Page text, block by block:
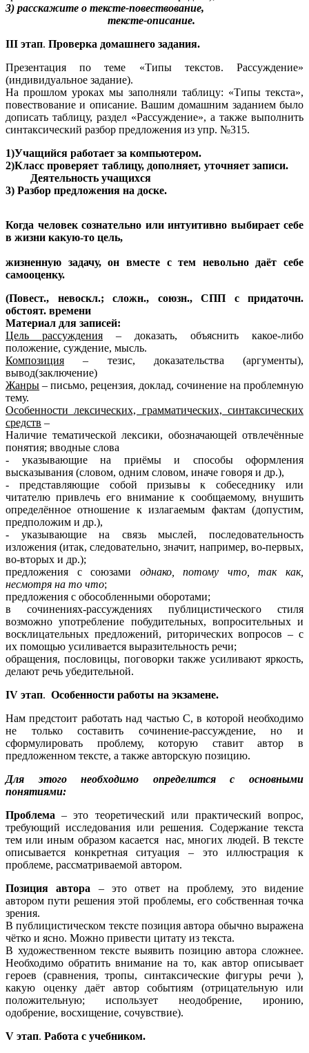
3) расскажите о тексте-повествование,
тексте-описание.
III этап. Проверка домашнего задания.
Презентация по теме «Типы текстов. Рассуждение»
(индивидуальное задание).
На прошлом уроках мы заполняли таблицу: «Типы текста»,
повествование и описание. Вашим домашним заданием было
дописать таблицу, раздел «Рассуждение», а также выполнить
синтаксический разбор предложения из упр. №315.
1)Учащийся работает за компьютером.
2)Класс проверяет таблицу, дополняет, уточняет записи.
Деятельность учащихся
3) Разбор предложения на доске.
Когда человек сознательно или интуитивно выбирает себе
в жизни какую-то цель,
жизненную задачу, он вместе с тем невольно даёт себе
самооценку.
(Повест., невоскл.; сложн., союзн., СПП с придаточн.
обстоят. времени
Материал для записей:
Цель рассуждения – доказать, объяснить какое-либо
положение, суждение, мысль.
Композиция – тезис, доказательства (аргументы),
вывод(заключение)
Жанры – письмо, рецензия, доклад, сочинение на проблемную
тему.
Особенности лексических, грамматических, синтаксических
средств –
Наличие тематической лексики, обозначающей отвлечённые
понятия; вводные слова
- указывающие на приёмы и способы оформления
высказывания (словом, одним словом, иначе говоря и др.),
- представляющие собой призывы к собеседнику или
читателю привлечь его внимание к сообщаемому, внушить
определённое отношение к излагаемым фактам (допустим,
предположим и др.),
- указывающие на связь мыслей, последовательность
изложения (итак, следовательно, значит, например, во-первых,
во-вторых и др.);
предложения с союзами однако, потому что, так как,
несмотря на то что;
предложения с обособленными оборотами;
в сочинениях-рассуждениях публицистического стиля
возможно употребление побудительных, вопросительных и
восклицательных предложений, риторических вопросов – с
их помощью усиливается выразительность речи;
обращения, пословицы, поговорки также усиливают яркость,
делают речь убедительной.
IV этап. Особенности работы на экзамене.
Нам предстоит работать над частью С, в которой необходимо
не только составить сочинение-рассуждение, но и
сформулировать проблему, которую ставит автор в
предложенном тексте, а также авторскую позицию.
Для этого необходимо определится с основными
понятиями:
Проблема – это теоретический или практический вопрос,
требующий исследования или решения. Содержание текста
тем или иным образом касается нас, многих людей. В тексте
описывается конкретная ситуация – это иллюстрация к
проблеме, рассматриваемой автором.
Позиция автора – это ответ на проблему, это видение
автором пути решения этой проблемы, его собственная точка
зрения.
В публицистическом тексте позиция автора обычно выражена
чётко и ясно. Можно привести цитату из текста.
В художественном тексте выявить позицию автора сложнее.
Необходимо обратить внимание на то, как автор описывает
героев (сравнения, тропы, синтаксические фигуры речи ),
какую оценку даёт автор событиям (отрицательную или
положительную; использует неодобрение, иронию,
одобрение, восхищение, сочувствие).
V этап. Работа с учебником.